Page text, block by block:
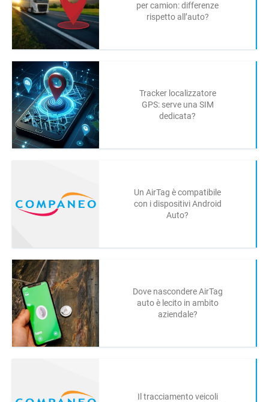
per camion: differenze
rispetto all’auto?
Tracker localizzatore
GPS: serve una SIM
dedicata?
Un AirTag è compatibile
con i dispositivi Android
Auto?
Dove nascondere AirTag
auto è lecito in ambito
aziendale?
Il tracciamento veicoli